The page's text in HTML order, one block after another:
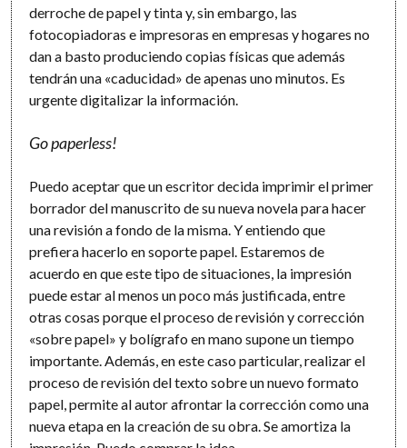
derroche de papel y tinta y, sin embargo, las
fotocopiadoras e impresoras en empresas y hogares no
dan a basto produciendo copias físicas que además
tendrán una «caducidad» de apenas uno minutos. Es
urgente digitalizar la información.
Go paperless!
Puedo aceptar que un escritor decida imprimir el primer
borrador del manuscrito de su nueva novela para hacer
una revisión a fondo de la misma. Y entiendo que
prefiera hacerlo en soporte papel. Estaremos de
acuerdo en que este tipo de situaciones, la impresión
puede estar al menos un poco más justificada, entre
otras cosas porque el proceso de revisión y corrección
«sobre papel» y bolígrafo en mano supone un tiempo
importante. Además, en este caso particular, realizar el
proceso de revisión del texto sobre un nuevo formato
papel, permite al autor afrontar la corrección como una
nueva etapa en la creación de su obra. Se amortiza la